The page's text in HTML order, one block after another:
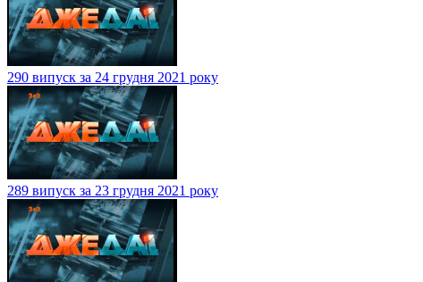
290 випуск за 24 грудня 2021 року
289 випуск за 23 грудня 2021 року